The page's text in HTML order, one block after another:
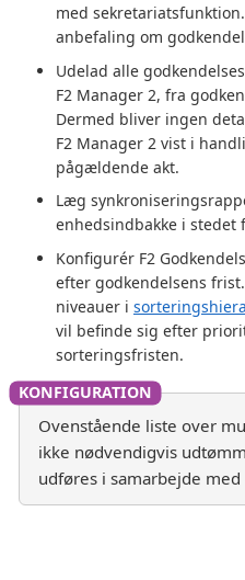
med
anbefaling om
Udelad alle
F2 Manager 2, fra
Dermed bliver ingen
F2 Manager 2 vist i
pågældende akt.
Læg
enhedsindbakke i stedet
Konfigurér F2
efter godkendelsens
niveauer i
vil befinde sig efter
sorteringsfristen.
Ovenstående liste over
ikke nødvendigvis
udføres i samarbejde med